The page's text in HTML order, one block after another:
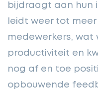
bijdraagt aan hun
leidt weer tot
medewerkers, wat
productiviteit en
nog af en toe
opbouwende